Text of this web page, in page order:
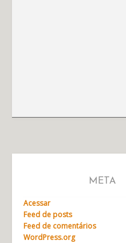
META
Acessar
Feed de posts
Feed de comentários
WordPress.org